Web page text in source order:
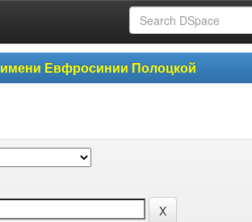
имени Евфросинии Полоцкой